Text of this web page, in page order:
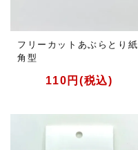
フリーカットあぶらとり紙
角型
110円(税込)